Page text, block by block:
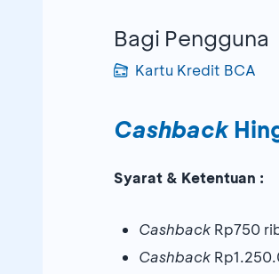
Bagi Pengguna
Kartu Kredit BCA
Cashback
Syarat & Ketentuan :
Cashback Rp750
Cashback